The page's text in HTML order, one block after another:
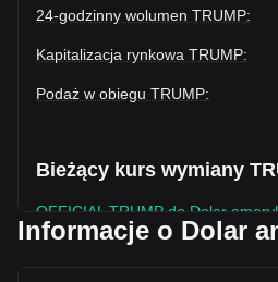
24-godzinny wolumen TRUMP:
Kapitalizacja rynkowa TRUMP:
Podaż w obiegu TRUMP:
Bieżący kurs wymiany
OFFICIAL TRUMP do Dolar
tygodniu.
Informacje o Dolar